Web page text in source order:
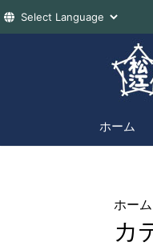
へ
ホーム
ホーム
カ